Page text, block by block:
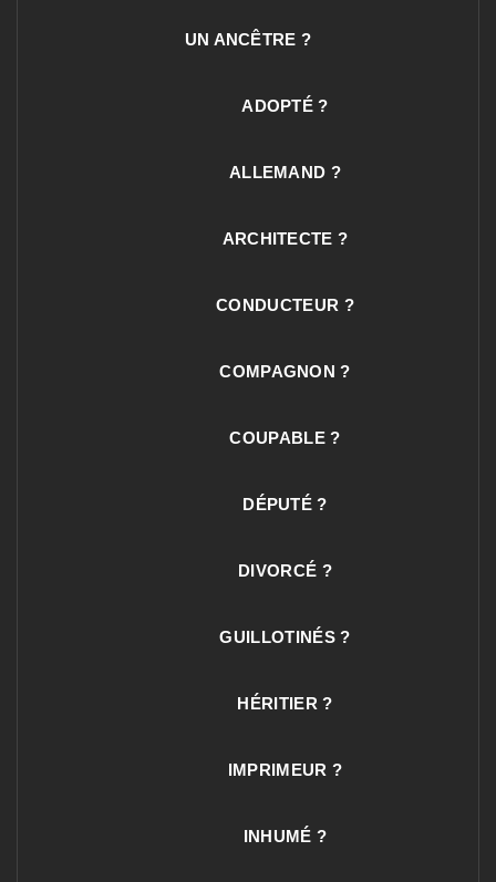
UN ANCÊTRE ?
ADOPTÉ ?
ALLEMAND ?
ARCHITECTE ?
CONDUCTEUR ?
COMPAGNON ?
COUPABLE ?
DÉPUTÉ ?
DIVORCÉ ?
GUILLOTINÉS ?
HÉRITIER ?
IMPRIMEUR ?
INHUMÉ ?